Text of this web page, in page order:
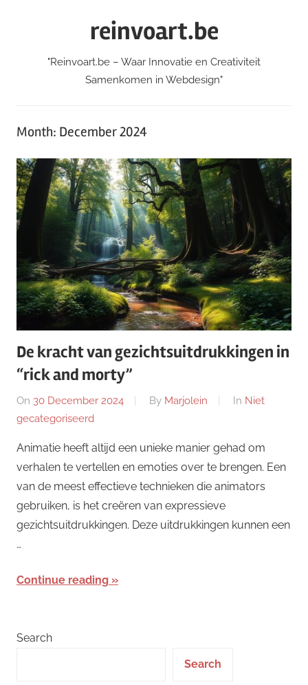
reinvoart.be
"Reinvoart.be – Waar Innovatie en Creativiteit
Samenkomen in Webdesign"
Month: December 2024
De kracht van gezichtsuitdrukkingen in
“rick and morty”
On 30 December 2024 By Marjolein In Niet
gecategoriseerd
Animatie heeft altijd een unieke manier gehad om
verhalen te vertellen en emoties over te brengen. Een
van de meest effectieve technieken die animators
gebruiken, is het creëren van expressieve
gezichtsuitdrukkingen. Deze uitdrukkingen kunnen een
…
Continue reading
Search
Search